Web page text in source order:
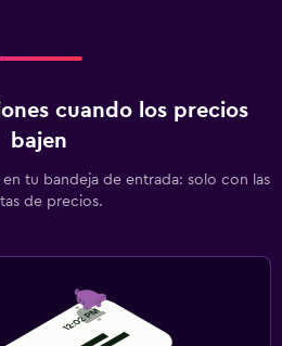
cuando los precios
bajen
tu bandeja de entrada: solo con las
de precios.